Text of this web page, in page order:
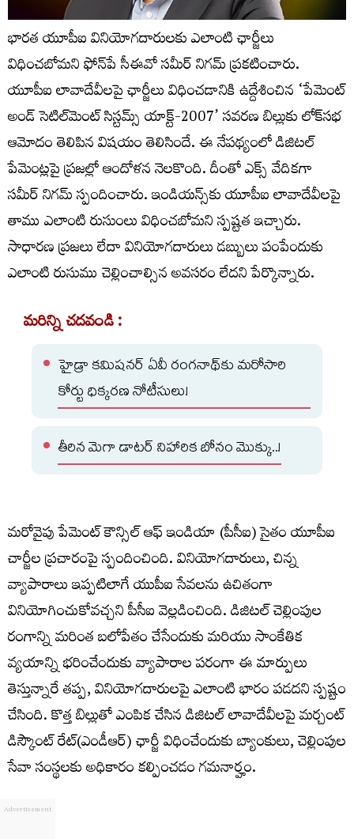
భారత యూపీఐ వినియోగదారులకు ఎలాంటి ఛార్జీలు
విధించబోమని ఫోన్‌పే సీఈవో సమీర్‌ నిగమ్‌ ప్రకటించారు.
యూపీఐ లావాదేవీలపై ఛార్జీలు విధించడానికి ఉద్దేశించిన ‘పేమెంట్
అండ్ సెటిల్‌మెంట్ సిస్టమ్స్ యాక్ట్-2007’ సవరణ బిల్లుకు లోక్‌సభ
ఆమోదం తెలిపిన విషయం తెలిసిందే. ఈ నేపథ్యంలో డిజిటల్‌
పేమెంట్లపై ప్రజల్లో ఆందోళన నెలకొంది. దీంతో ఎక్స్‌ వేదికగా
సమీర్‌ నిగమ్‌ స్పందించారు. ఇండియన్స్‌కు యూపీఐ లావాదేవీలపై
తాము ఎలాంటి రుసుంలు విధించబోమని స్పష్టత ఇచ్చారు.
సాధారణ ప్రజలు లేదా వినియోగదారులు డబ్బులు పంపేందుకు
ఎలాంటి రుసుము చెల్లించాల్సిన అవసరం లేదని పేర్కొన్నారు.
మరిన్ని చదవండి :
హైడ్రా కమిషనర్ ఏవీ రంగనాథ్‌కు మరోసారి
కోర్టు ధిక్కరణ నోటీసులు!
తీరిన మెగా డాటర్ నిహారిక బోనం మొక్కు..!
మరోవైపు పేమెంట్ కౌన్సిల్ ఆఫ్ ఇండియా (పీసీఐ) సైతం యూపీఐ
చార్జీల ప్రచారంపై స్పందించింది. వినియోగదారులు, చిన్న
వ్యాపారాలు ఇప్పటిలాగే యుపీఐ సేవలను ఉచితంగా
వినియోగించుకోవచ్చని పీసీఐ వెల్లడించింది. డిజిటల్ చెల్లింపుల
రంగాన్ని మరింత బలోపేతం చేసేందుకు మరియు సాంకేతిక
వ్యయాన్ని భరించేందుకు వ్యాపారాల పరంగా ఈ మార్పులు
తెస్తున్నారే తప్ప, వినియోగదారులపై ఎలాంటి భారం పడదని స్పష్టం
చేసింది. కొత్త బిల్లుతో ఎంపిక చేసిన డిజిటల్‌ లావాదేవీలపై మర్చంట్‌
డిస్కౌంట్‌ రేట్‌(ఎండీఆర్‌) ఛార్జీ విధించేందుకు బ్యాంకులు, చెల్లింపుల
సేవా సంస్థలకు అధికారం కల్పించడం గమనార్హం.